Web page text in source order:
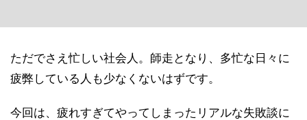
ただでさえ忙しい社会人。師走となり、多忙な日々に
疲弊している人も少なくないはずです。
今回は、疲れすぎてやってしまったリアルな失敗談に